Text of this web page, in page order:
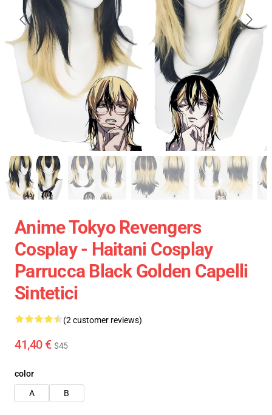
Anime Tokyo Revengers
Cosplay - Haitani Cosplay
Parrucca Black Golden Capelli
Sintetici
(2 customer reviews)
41,40 € $45
color
A
B